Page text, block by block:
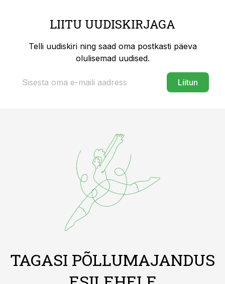
LIITU UUDISKIRJAGA
Telli uudiskiri ning saad oma postkasti päeva
olulisemad uudised.
Liitun
TAGASI PÕLLUMAJANDUS